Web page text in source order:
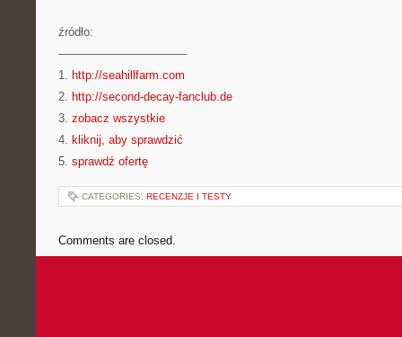
źródło:
———————————
1. http://seahillfarm.com
2. http://second-decay-fanclub.de
3. zobacz wszystkie
4. kliknij, aby sprawdzić
5. sprawdź ofertę
CATEGORIES: RECENZJE I TESTY
Comments are closed.